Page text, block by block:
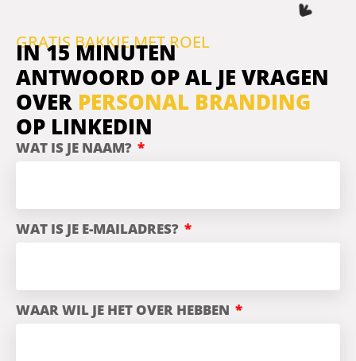
GRATIS BAKKIE MET ROEL
IN 15 MINUTEN
ANTWOORD OP AL JE VRAGEN
OVER PERSONAL BRANDING
OP LINKEDIN
WAT IS JE NAAM?
WAT IS JE E-MAILADRES?
WAAR WIL JE HET OVER HEBBEN